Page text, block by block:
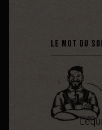
Le mot du